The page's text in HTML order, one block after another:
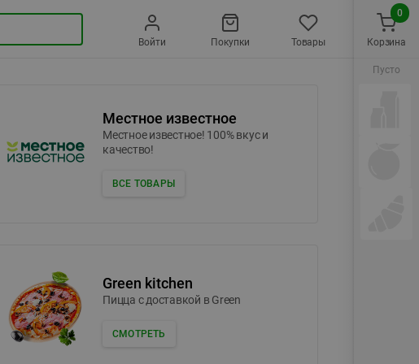
Войти Покупки Товары
Местное известное
Местное известное! 100% вкус и
качество!
ВСЕ ТОВАРЫ
Green kitchen
Пицца c доставкой в Green
СМОТРЕТЬ
Корзина
0
Пусто